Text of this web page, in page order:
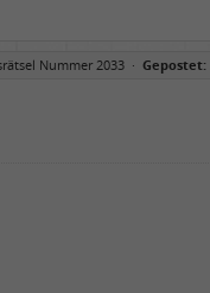
Nummer 2033 · Gepostet: